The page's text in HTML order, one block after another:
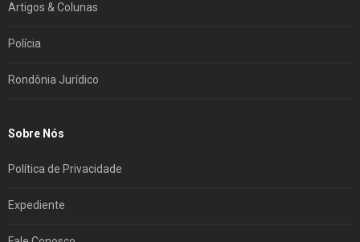
Artigos & Colunas
Polícia
Rondônia Jurídico
Sobre Nós
Política de Privacidade
Expediente